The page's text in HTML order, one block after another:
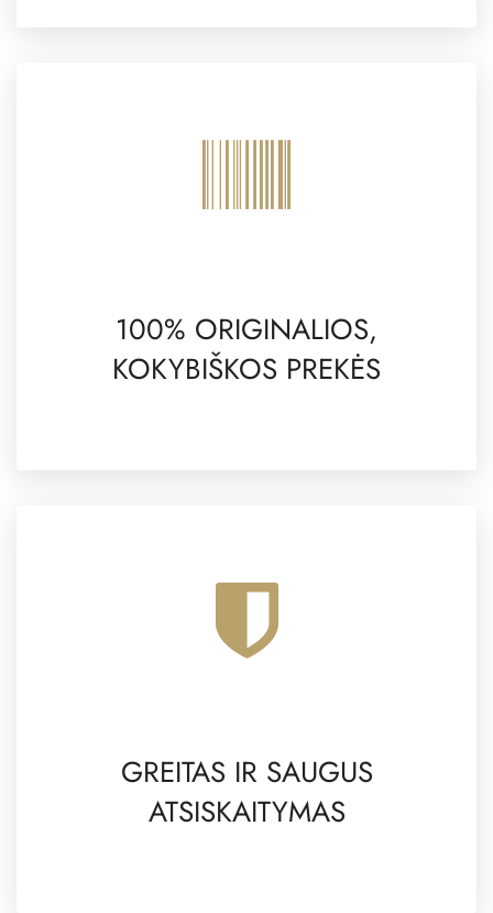
100% ORIGINALIOS,
KOKYBIŠKOS PREKĖS
GREITAS IR SAUGUS
ATSISKAITYMAS